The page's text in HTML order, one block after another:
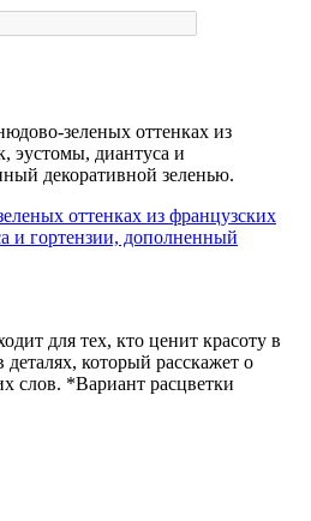
оттенках из французских
и гортензии, дополненный
для тех, кто ценит красоту в
деталях, который расскажет о
слов. *Вариант расцветки